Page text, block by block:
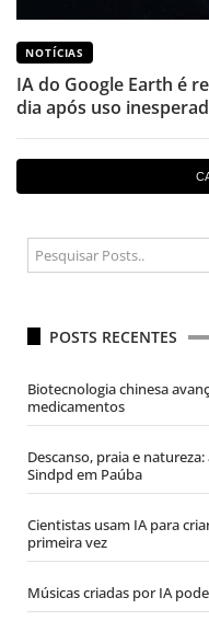
NOTÍCIAS
IA do Google Earth é
dia após uso
POSTS RECENTES
Biotecnologia chinesa
medicamentos
Descanso, praia e
Sindpd em Paúba
Cientistas usam IA para
primeira vez
Músicas criadas por IA